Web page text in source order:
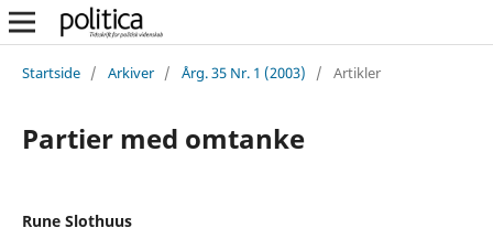
Startside / Arkiver / Årg. 35 Nr. 1 (2003) / Artikler
Partier med omtanke
Rune Slothuus